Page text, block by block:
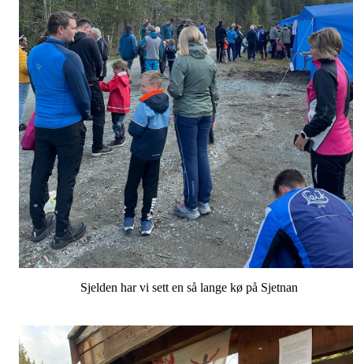
Sjelden har vi sett en så lange kø på Sjetnan